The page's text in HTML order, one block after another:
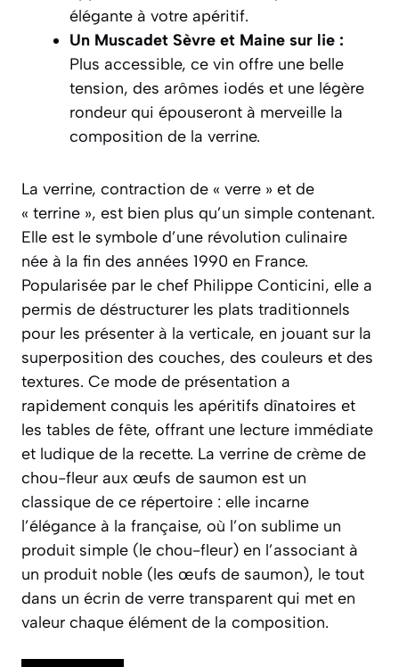
élégante à votre apéritif.
Un Muscadet Sèvre et Maine sur lie :
Plus accessible, ce vin offre une belle
tension, des arômes iodés et une légère
rondeur qui épouseront à merveille la
composition de la verrine.
La verrine, contraction de « verre » et de
« terrine », est bien plus qu’un simple contenant.
Elle est le symbole d’une révolution culinaire
née à la fin des années 1990 en France.
Popularisée par le chef Philippe Conticini, elle a
permis de déstructurer les plats traditionnels
pour les présenter à la verticale, en jouant sur la
superposition des couches, des couleurs et des
textures. Ce mode de présentation a
rapidement conquis les apéritifs dînatoires et
les tables de fête, offrant une lecture immédiate
et ludique de la recette. La verrine de crème de
chou-fleur aux œufs de saumon est un
classique de ce répertoire : elle incarne
l’élégance à la française, où l’on sublime un
produit simple (le chou-fleur) en l’associant à
un produit noble (les œufs de saumon), le tout
dans un écrin de verre transparent qui met en
valeur chaque élément de la composition.